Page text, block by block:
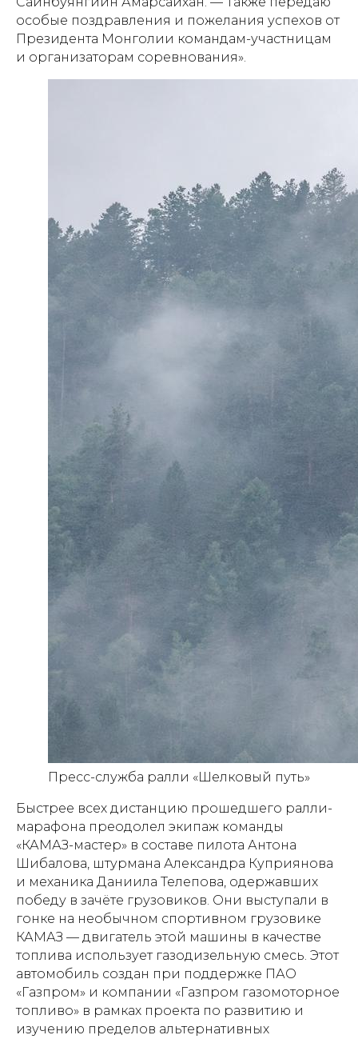
особые поздравления и пожелания успехов от
Президента Монголии командам-участницам
и организаторам соревнования».
Пресс-служба ралли «Шелковый путь»
Быстрее всех дистанцию прошедшего ралли-
марафона преодолел экипаж команды
«КАМАЗ-мастер» в составе пилота Антона
Шибалова, штурмана Александра Куприянова
и механика Даниила Телепова, одержавших
победу в зачёте грузовиков. Они выступали в
гонке на необычном спортивном грузовике
КАМАЗ — двигатель этой машины в качестве
топлива использует газодизельную смесь. Этот
автомобиль создан при поддержке ПАО
«Газпром» и компании «Газпром газомоторное
топливо» в рамках проекта по развитию и
изучению пределов альтернативных